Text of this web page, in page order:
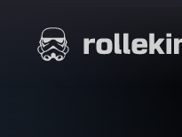
suoraan
sisältöön
Elokuvat ja elokuva-arviot | Rollekino.fi